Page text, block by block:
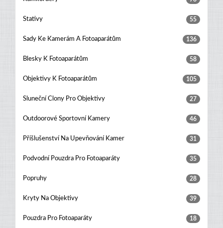
Stativy 55
Sady Ke Kamerám A Fotoaparátům 136
Blesky K Fotoaparátům 58
Objektivy K Fotoaparátům 105
Sluneční Clony Pro Objektivy 27
Outdoorové Sportovní Kamery 46
Příšlušenství Na Upevňování Kamer 31
Podvodní Pouzdra Pro Fotoaparáty 35
Popruhy 28
Kryty Na Objektivy 39
Pouzdra Pro Fotoaparáty 18